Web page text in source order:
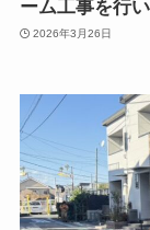
ーム工事を行
2026年3月26日